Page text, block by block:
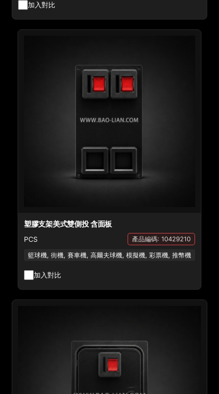
加入對比
塑膠支架美式雙側投 含面板
PCS 產品編碼: 10429210
籃球機, 街機, 賽車機, 高爾夫球機, 模擬機, 彩票機, 推幣機
加入對比